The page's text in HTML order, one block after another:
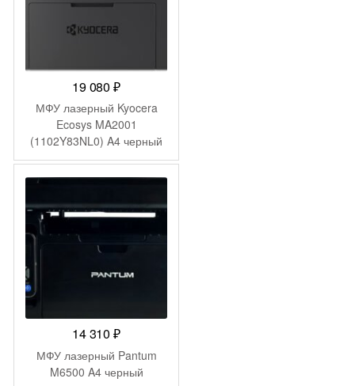
19 080₽
МФУ лазерный Kyocera
Ecosys MA2001
(1102Y83NL0) A4 черный
14 310₽
МФУ лазерный Pantum
M6500 A4 черный